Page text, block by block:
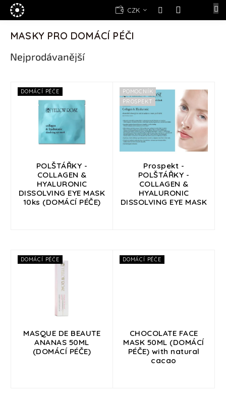
Přejít
obsah
CZK
NÁKUPNÍ
E-
shop
Rose
Alexandria
Professional
produkty
Měna
(CZK)
MASKY PRO DOMÁCÍ PÉČI
Nejprodávanější
DOMÁCÍ PÉČE
POLŠTÁŘKY -
COLLAGEN &
HYALURONIC
DISSOLVING EYE MASK
10ks (DOMÁCÍ PÉČE)
POMOCNÍK
PROSPEKT
Prospekt -
POLŠTÁŘKY -
COLLAGEN &
HYALURONIC
DISSOLVING EYE MASK
DOMÁCÍ PÉČE
MASQUE DE BEAUTE
ANANAS 50ML
(DOMÁCÍ PÉČE)
DOMÁCÍ PÉČE
CHOCOLATE FACE
MASK 50ML (DOMÁCÍ
PÉČE) with natural
cacao